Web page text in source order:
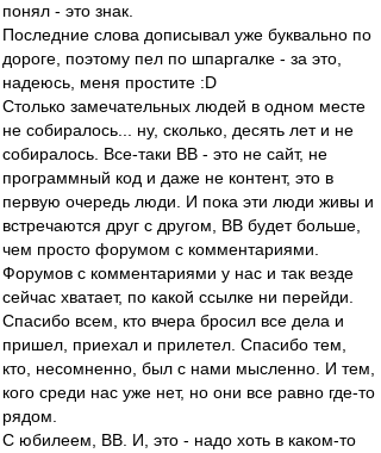
понял - это знак.
Последние слова дописывал уже буквально по
дороге, поэтому пел по шпаргалке - за это,
надеюсь, меня простите :D
Столько замечательных людей в одном месте
не собиралось... ну, сколько, десять лет и не
собиралось. Все-таки ВВ - это не сайт, не
программный код и даже не контент, это в
первую очередь люди. И пока эти люди живы и
встречаются друг с другом, ВВ будет больше,
чем просто форумом с комментариями.
Форумов с комментариями у нас и так везде
сейчас хватает, по какой ссылке ни перейди.
Спасибо всем, кто вчера бросил все дела и
пришел, приехал и прилетел. Спасибо тем,
кто, несомненно, был с нами мысленно. И тем,
кого среди нас уже нет, но они все равно где-то
рядом.
С юбилеем, ВВ. И, это - надо хоть в каком-то